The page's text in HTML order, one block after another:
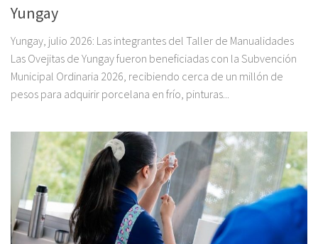
Yungay
Yungay, julio 2026: Las integrantes del Taller de Manualidades
Las Ovejitas de Yungay fueron beneficiadas con la Subvención
Municipal Ordinaria 2026, recibiendo cerca de un millón de
pesos para adquirir porcelana en frío, pinturas...